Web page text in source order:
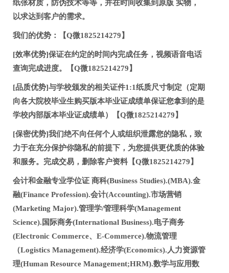
纸张材质，防伪技术等等，并在时间收集到原版 实物，
以求达到客户的需求。
我们的优势：【Q微1825214279】
[效率优势]保证在约定的时间内完成任务，视频语音电话
查询完成进度。【Q微1825214279】
[品质优势]与学校颁发的相关证件1:1纸质尺寸制定（定期
向各大院校毕业生购买版本毕业证成绩单保证您拿到的是
学校内部版本毕业证成绩单）【Q微1825214279】
[保密优势]我们绝不向任何个人或组织泄露您的隐私，致
力于在充分保护你隐私的前提下，为您提供更优质的体验
和服务。完成交易，删除客户资料【Q微1825214279】
会计和金融专业学位证 商科(Business Studies).(MBA).金
融(Finance Profession).会计(Accounting).市场营销
(Marketing Major).管理学/管理科学(Management
Science).国际商务(International Business).电子商务
(Electronic Commerce、E-Commerce).物流管理
（Logistics Management).经济学(Economics).人力资源管
理(Human Resource Management;HRM).数学与应用数